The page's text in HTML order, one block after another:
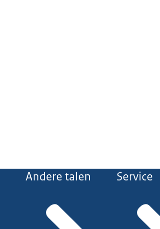
Andere talen Service